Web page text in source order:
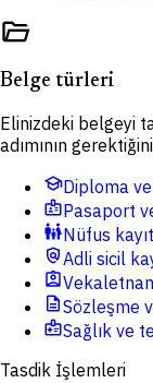
folder_open
Belge türleri
Elinizdeki belgeyi
adımının
schoolDiploma
badgePasaport
family_restroomNüfus
policyAdli sicil
assignment_ind
descriptionSözleşme
medical_informationSağlık ve
Tasdik İşlemleri